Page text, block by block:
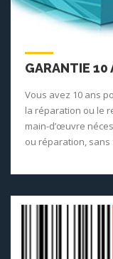
GARANTIE 10
Vous avez 10 ans
la réparation ou le
main-d’œuvre
ou réparation, sans